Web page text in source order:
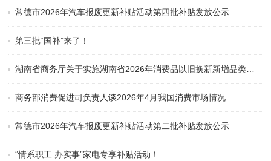
常德市2026年汽车报废更新补贴活动第四批补贴发放公示
第三批“国补”来了！
湖南省商务厅关于实施湖南省2026年消费品以旧换新新增品类补贴政策的公告
商务部消费促进司负责人谈2026年4月我国消费市场情况
常德市2026年汽车报废更新补贴活动第二批补贴发放公示
“情系职工 办实事”家电专享补贴活动！